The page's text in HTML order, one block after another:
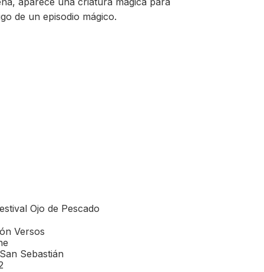
de un episodio mágico.
Ojo de Pescado
Versos
Sebastián